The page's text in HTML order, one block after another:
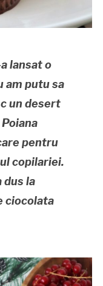
lansat o
am putu sa
un desert
pentru
copilariei.
dus la
ciocolata